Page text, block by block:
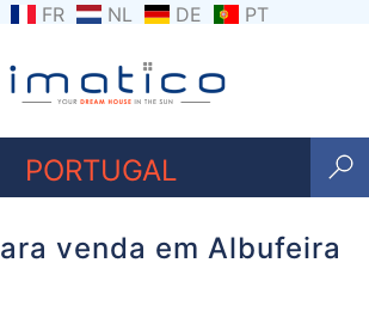
FR NL DE PT
PORTUGAL
venda em Albufeira